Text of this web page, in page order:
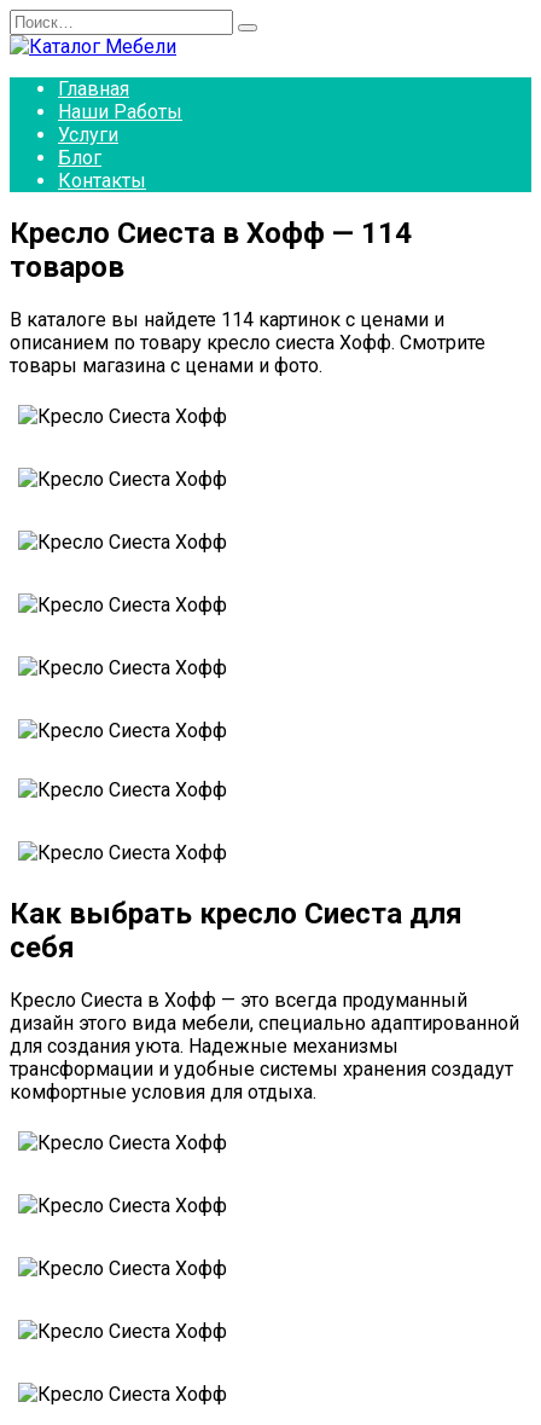
Перейти
к
Search
for:
Главная
Наши Работы
Услуги
Блог
Контакты
Кресло Сиеста в Хофф — 114
товаров
В каталоге вы найдете 114 картинок с ценами и
описанием по товару кресло сиеста Хофф. Смотрите
товары магазина с ценами и фото.
Как выбрать кресло Сиеста для
себя
Кресло Сиеста в Хофф — это всегда продуманный
дизайн этого вида мебели, специально адаптированной
для создания уюта. Надежные механизмы
трансформации и удобные системы хранения создадут
комфортные условия для отдыха.